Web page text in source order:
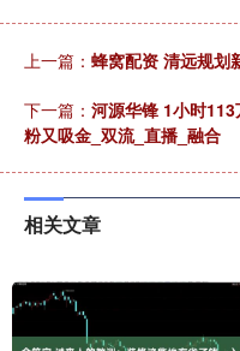
上一篇： 蜂窝配资 清远规划
下一篇： 河源华锋 1小时
粉又吸金_双流_直播_融合
相关文章